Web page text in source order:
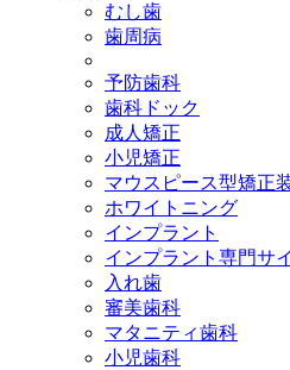
むし歯
歯周病
予防歯科
歯科ドック
成人矯正
小児矯正
マウスピース型矯正
ホワイトニング
インプラント
インプラント専門サ
入れ歯
審美歯科
マタニティ歯科
小児歯科